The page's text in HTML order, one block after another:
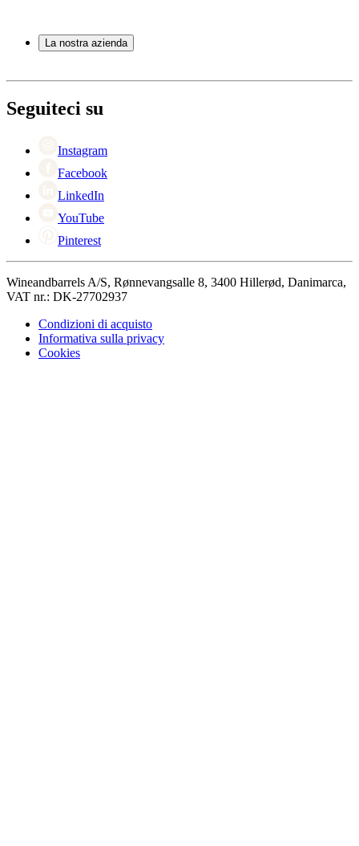
Servizio
Pagamento
Ritorno
La nostra azienda
Black Friday
Singles Day
Seguiteci su
Instagram
Facebook
LinkedIn
YouTube
Pinterest
Wineandbarrels A/S, Rønnevangsalle 8, 3400 Hillerød, Danimarca,
VAT nr.: DK-27702937
Condizioni di acquisto
Informativa sulla privacy
Cookies